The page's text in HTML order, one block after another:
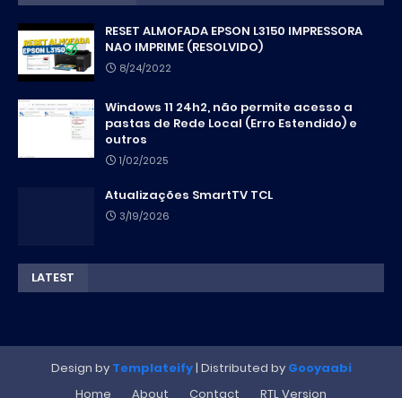
RESET ALMOFADA EPSON L3150 IMPRESSORA
NAO IMPRIME (RESOLVIDO)
8/24/2022
Windows 11 24h2, não permite acesso a
pastas de Rede Local (Erro Estendido) e
outros
1/02/2025
Atualizações SmartTV TCL
3/19/2026
LATEST
Design by Templateify| Distributed by Gooyaabi
Home
About Contact RTL Version